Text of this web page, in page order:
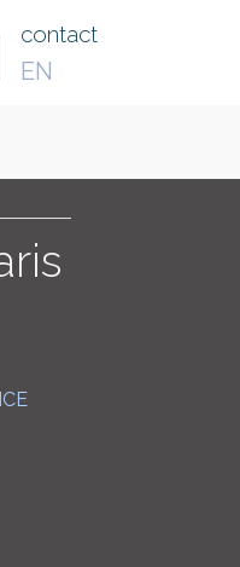
contact
EN